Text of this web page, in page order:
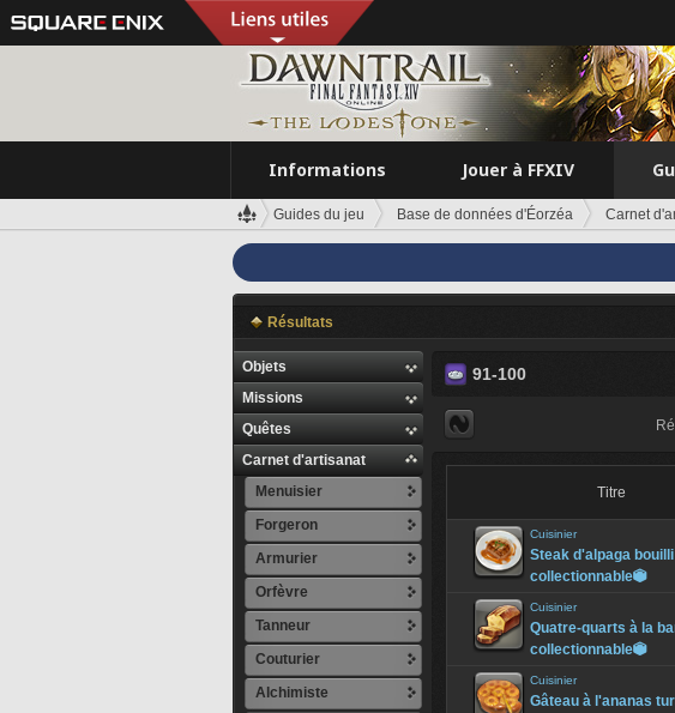
Informations Jouer à FFXIV
Guides du jeu Base de données d'Éorzéa Carnet
Résultats
Objets
Missions
Quêtes
Carnet d'artisanat
Menuisier
Forgeron
Armurier
Orfèvre
Tanneur
Couturier
Alchimiste
91-100
Titre
Cuisinier
Steak d'alpaga bouilli
collectionnable
Cuisinier
Quatre-quarts à la
collectionnable
Cuisinier
Gâteau à l'ananas